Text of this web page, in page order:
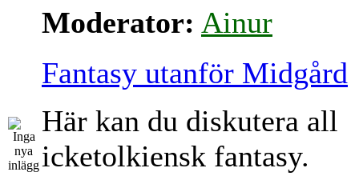
Moderator: Ainur
Fantasy utanför Midgård
Här kan du diskutera all
icketolkiensk fantasy.